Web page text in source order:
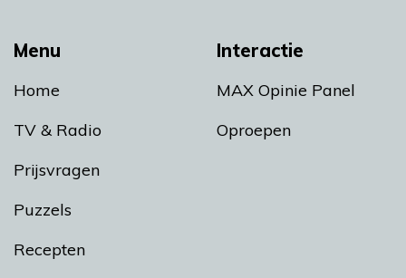
Menu
Home
TV & Radio
Prijsvragen
Puzzels
Recepten
Interactie
MAX Opinie Panel
Oproepen